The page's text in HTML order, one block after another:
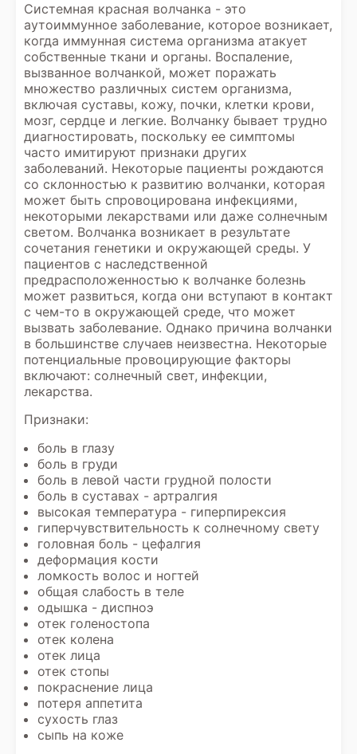
Системная красная волчанка - это
аутоиммунное заболевание, которое возникает,
когда иммунная система организма атакует
собственные ткани и органы. Воспаление,
вызванное волчанкой, может поражать
множество различных систем организма,
включая суставы, кожу, почки, клетки крови,
мозг, сердце и легкие. Волчанку бывает трудно
диагностировать, поскольку ее симптомы
часто имитируют признаки других
заболеваний. Некоторые пациенты рождаются
со склонностью к развитию волчанки, которая
может быть спровоцирована инфекциями,
некоторыми лекарствами или даже солнечным
светом. Волчанка возникает в результате
сочетания генетики и окружающей среды. У
пациентов с наследственной
предрасположенностью к волчанке болезнь
может развиться, когда они вступают в контакт
с чем-то в окружающей среде, что может
вызвать заболевание. Однако причина волчанки
в большинстве случаев неизвестна. Некоторые
потенциальные провоцирующие факторы
включают: солнечный свет, инфекции,
лекарства.
Признаки:
боль в глазу
боль в груди
боль в левой части грудной полости
боль в суставах - артралгия
высокая температура - гиперпирексия
гиперчувствительность к солнечному свету
головная боль - цефалгия
деформация кости
ломкость волос и ногтей
общая слабость в теле
одышка - диспноэ
отек голеностопа
отек колена
отек лица
отек стопы
покраснение лица
потеря аппетита
сухость глаз
сыпь на коже